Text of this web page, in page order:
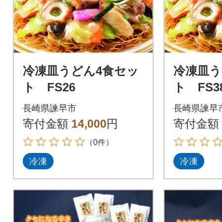
冷凍皿うどん4食セッ
ト FS26
長崎県諫早市
寄付金額 14,000円
（0件）
冷凍
冷凍皿
ト
長崎県諫早
寄付金額
冷凍